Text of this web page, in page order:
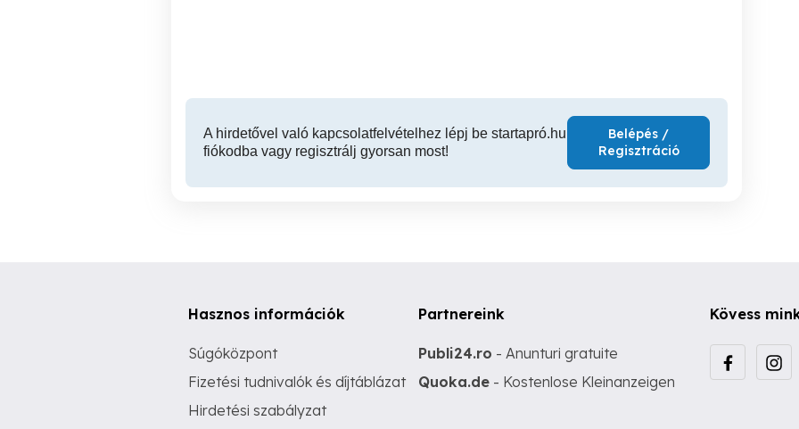
A hirdetővel való kapcsolatfelvételhez lépj be startapró.hu
fiókodba vagy regisztrálj gyorsan most!
Belépés /
Regisztráció
Hasznos információk
Súgóközpont
Fizetési tudnivalók és díjtáblázat
Hirdetési szabályzat
Partnereink
Publi24.ro - Anunturi gratuite
Quoka.de - Kostenlose Kleinanzeigen
Kövess